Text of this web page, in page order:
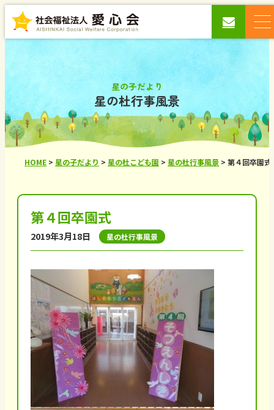
星の杜行事風景
星の子だより
HOME >星の子だより >星の杜こども園 >星の杜行事風景 >第４回卒園式
第４回卒園式
2019年3月18日 星の杜行事風景